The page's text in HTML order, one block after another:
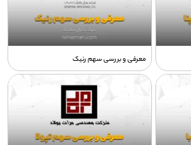
معرفی و بررسی سهم رنیک